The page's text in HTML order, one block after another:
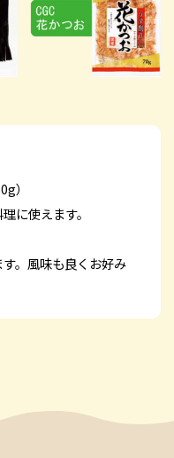
）
に使えます。
。風味も良くお好み